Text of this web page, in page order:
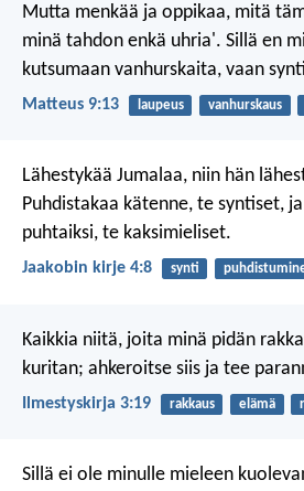
Mutta menkää ja oppikaa, mitä
minä tahdon enkä uhria'. Sillä en
kutsumaan vanhurskaita, vaan
Matteus 9:13 laupeus vanhurskaus
Lähestykää Jumalaa, niin hän
Puhdistakaa kätenne, te syntiset,
puhtaiksi, te kaksimieliset.
Jaakobin kirje 4:8 synti
Kaikkia niitä, joita minä pidän
kuritan; ahkeroitse siis ja tee
Ilmestyskirja 3:19 rakkaus elämä
Sillä ei ole minulle mieleen